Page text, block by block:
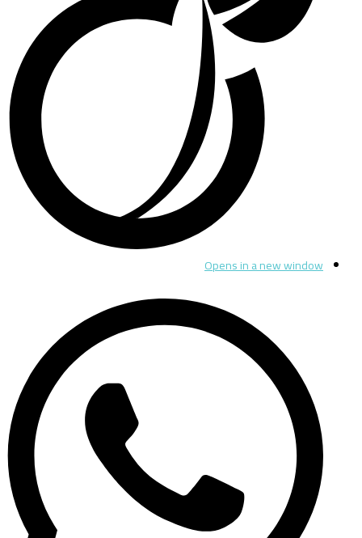
Opens in a new window